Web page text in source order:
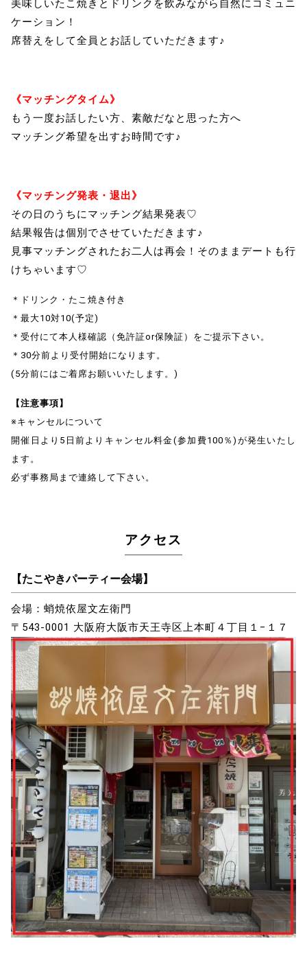
美味しいたこ焼きとドリンクを飲みながら自然にコミュニ
ケーション！
席替えをして全員とお話していただきます♪
《マッチングタイム》
もう一度お話したい方、素敵だなと思った方へ
マッチング希望を出すお時間です♪
《マッチング発表・退出》
その日のうちにマッチング結果発表♡
結果報告は個別でさせていただきます♪
見事マッチングされたお二人は再会！そのままデートも行
けちゃいます♡
＊ドリンク・たこ焼き付き
＊最大10対10(予定)
＊受付にて本人様確認（免許証or保険証）をご提示下さい。
＊30分前より受付開始になります。
(5分前にはご着席お願いいたします。)
【注意事項】
※キャンセルについて
開催日より5日前よりキャンセル料金(参加費100％)が発生いたし
ます。
必ず事務局まで連絡して下さい。
アクセス
【たこやきパーティー会場】
会場：蛸焼依屋文左衛門
〒543-0001 大阪府大阪市天王寺区上本町４丁目１−１７